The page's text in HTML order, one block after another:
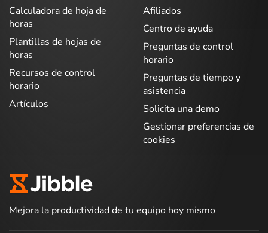
Calculadora de hoja de
horas
Plantillas de hojas de
horas
Recursos de control
horario
Artículos
Afiliados
Centro de ayuda
Preguntas de control
horario
Preguntas de tiempo y
asistencia
Solicita una demo
Gestionar preferencias de
cookies
Mejora la productividad de tu equipo hoy mismo